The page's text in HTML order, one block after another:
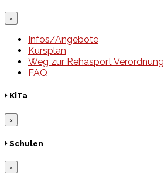
×
Infos/Angebote
Kursplan
Weg zur Rehasport Verordnung
FAQ
KiTa
×
Schulen
×